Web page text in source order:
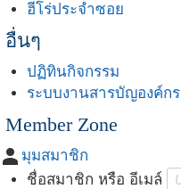
ฮีโร่ประจำซอย
อื่นๆ
ปฏิทินกิจกรรม
ระบบงานสารบัญองค์กร
Member Zone
person มุมสมาชิก
ชื่อสมาชิก หรือ อีเมล์